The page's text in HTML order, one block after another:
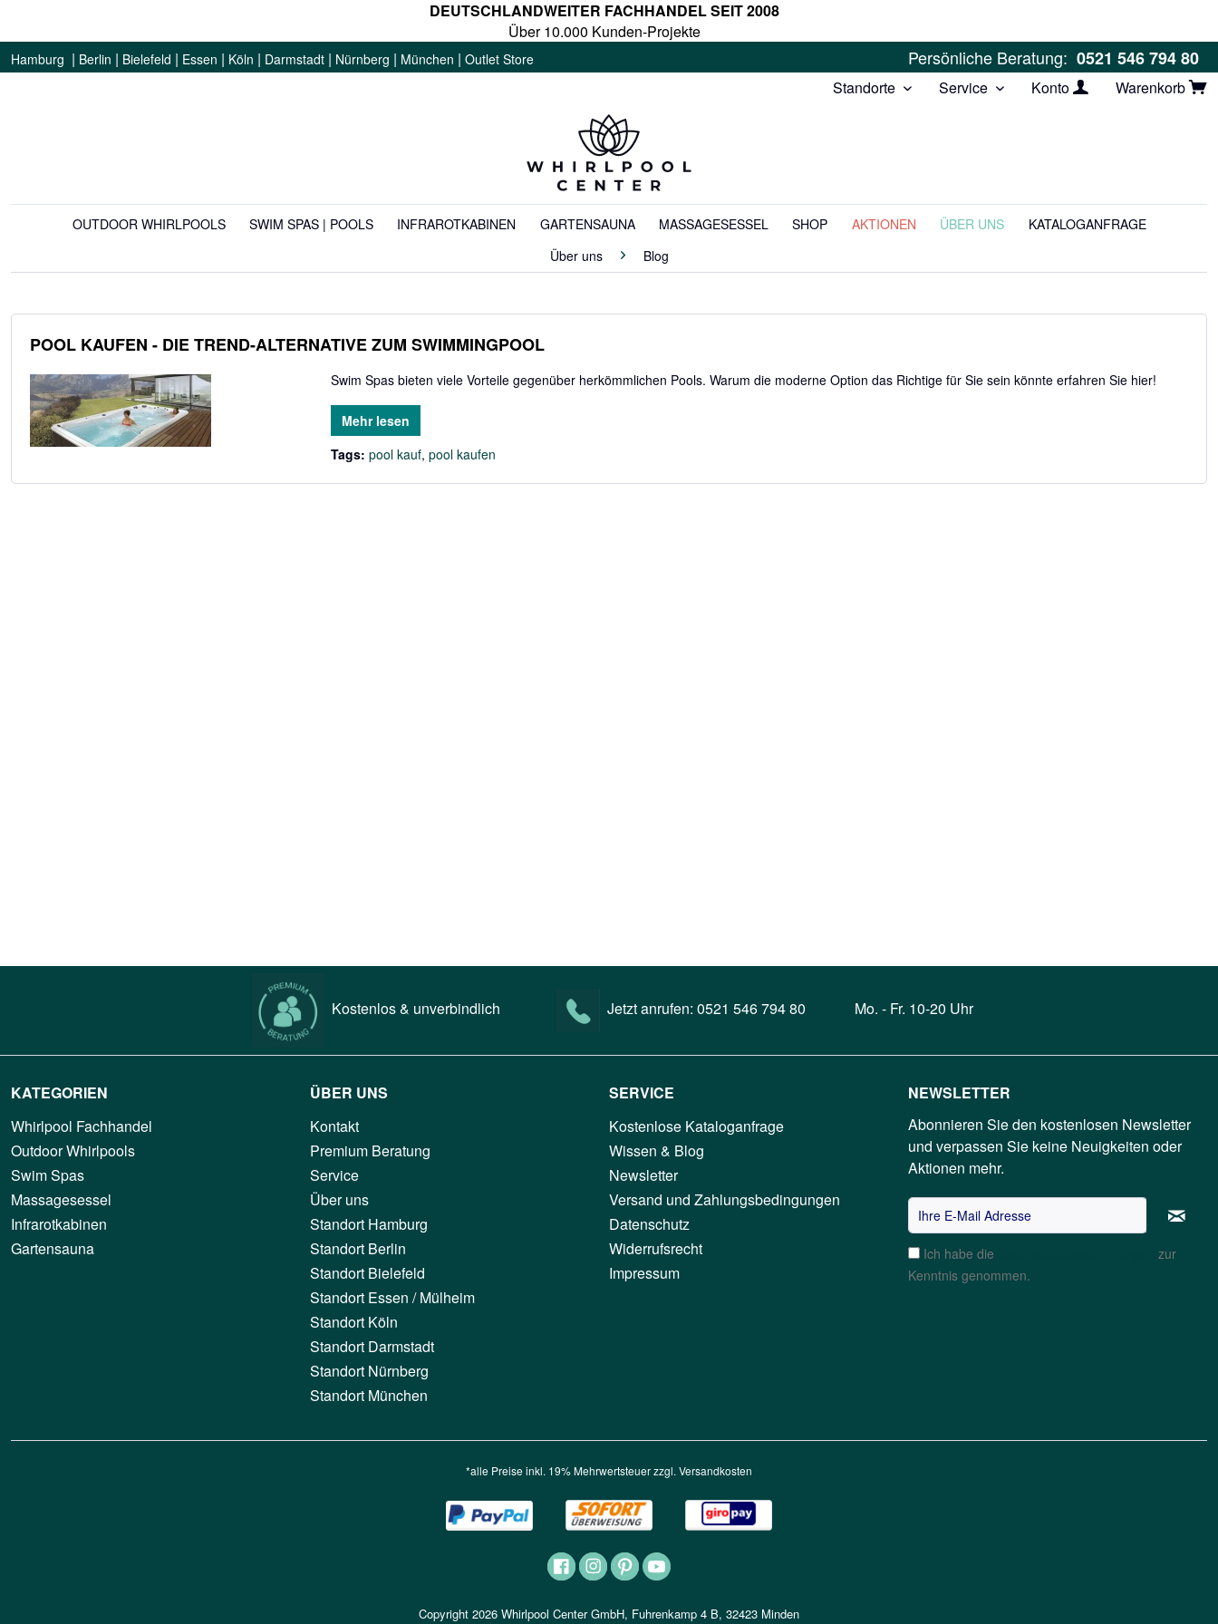
DEUTSCHLANDWEITER FACHHANDEL SEIT 2008
Über 10.000 Kunden-Projekte
Hamburg | Berlin | Bielefeld | Essen | Köln | Darmstadt | Nürnberg | München | Outlet Store Persönliche Beratung: 0521 546 794 80
Standorte Service Konto Warenkorb
OUTDOOR WHIRLPOOLS SWIM SPAS | POOLS INFRAROTKABINEN GARTENSAUNA MASSAGESESSEL SHOP AKTIONEN ÜBER UNS
KATALOGANFRAGE
Über uns
Blog
POOL KAUFEN - DIE TREND-ALTERNATIVE ZUM SWIMMINGPOOL
Swim Spas bieten viele Vorteile gegenüber herkömmlichen Pools. Warum die moderne Option das Richtige für Sie sein könnte erfahren Sie hier!
Mehr lesen
Tags: pool kauf,pool kaufen
Kostenlos & unverbindlich Jetzt anrufen: 0521 546 794 80 Mo. - Fr. 10-20 Uhr
KATEGORIEN
Whirlpool Fachhandel
Outdoor Whirlpools
Swim Spas
Massagesessel
Infrarotkabinen
Gartensauna
ÜBER UNS
Kontakt
Premium Beratung
Service
Über uns
Standort Hamburg
Standort Berlin
Standort Bielefeld
Standort Essen / Mülheim
Standort Köln
Standort Darmstadt
Standort Nürnberg
Standort München
SERVICE
Kostenlose Kataloganfrage
Wissen & Blog
Newsletter
Versand und Zahlungsbedingungen
Datenschutz
Widerrufsrecht
Impressum
NEWSLETTER
Abonnieren Sie den kostenlosen Newsletter
und verpassen Sie keine Neuigkeiten oder
Aktionen mehr.
Ich habe die
zur
Kenntnis genommen.
*alle Preise inkl. 19% Mehrwertsteuer zzgl. Versandkosten
Copyright 2026 Whirlpool Center GmbH, Fuhrenkamp 4 B, 32423 Minden